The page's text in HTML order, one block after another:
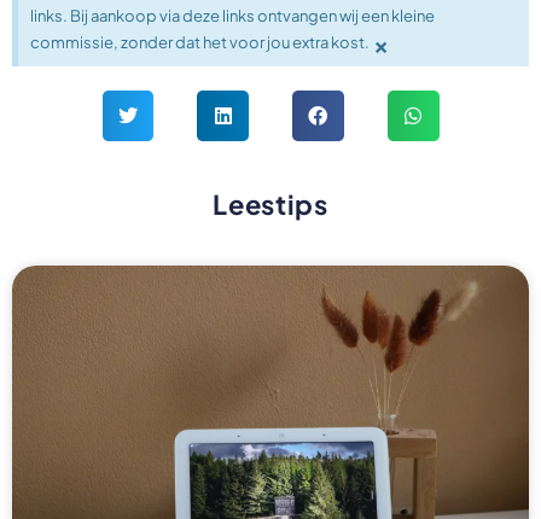
links. Bij aankoop via deze links ontvangen wij een kleine
commissie, zonder dat het voor jou extra kost. ×
Leestips